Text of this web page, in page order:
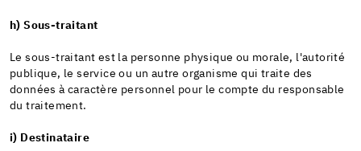
h) Sous-traitant
Le sous-traitant est la personne physique ou morale, l'autorité
publique, le service ou un autre organisme qui traite des
données à caractère personnel pour le compte du responsable
du traitement.
i) Destinataire